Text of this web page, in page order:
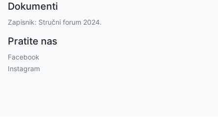
Dokumenti
Zapisnik: Stručni forum 2024.
Pratite nas
Facebook
Instagram